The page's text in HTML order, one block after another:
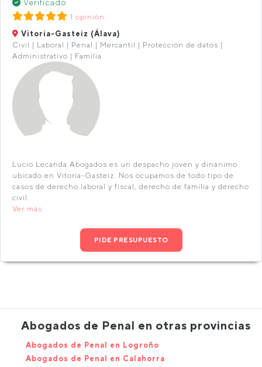
Verificado
1 opinión
Vitoria-Gasteiz (Álava)
Civil | Laboral | Penal | Mercantil | Protección de datos |
Administrativo | Familia
Lucio Lecanda Abogados es un despacho joven y dinánimo
ubicado en Vitoria-Gasteiz. Nos ocupamos de todo tipo de
casos de derecho laboral y fiscal, derecho de familia y derecho
civil.
Ver más
PIDE PRESUPUESTO
Abogados de Penal en otras provincias
Abogados de Penal en Logroño
Abogados de Penal en Calahorra